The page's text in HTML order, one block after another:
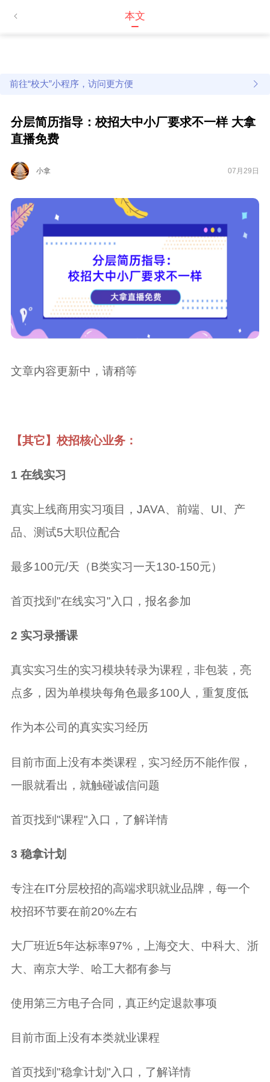
本文
前往“校大”小程序，访问更方便
分层简历指导：校招大中小厂要求不一样 大拿
直播免费
小拿 07月29日
文章内容更新中，请稍等
【其它】校招核心业务：
1 在线实习
真实上线商用实习项目，JAVA、前端、UI、产
品、测试5大职位配合
最多100元/天（B类实习一天130-150元）
首页找到"在线实习"入口，报名参加
2 实习录播课
真实实习生的实习模块转录为课程，非包装，亮
点多，因为单模块每角色最多100人，重复度低
作为本公司的真实实习经历
目前市面上没有本类课程，实习经历不能作假，
一眼就看出，就触碰诚信问题
首页找到"课程"入口，了解详情
3 稳拿计划
专注在IT分层校招的高端求职就业品牌，每一个
校招环节要在前20%左右
大厂班近5年达标率97%，上海交大、中科大、浙
大、南京大学、哈工大都有参与
使用第三方电子合同，真正约定退款事项
目前市面上没有本类就业课程
首页找到"稳拿计划"入口，了解详情